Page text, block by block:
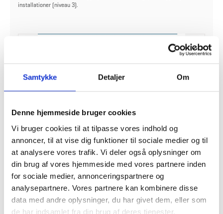
Samtykke Detaljer Om
Denne hjemmeside bruger cookies
Vi bruger cookies til at tilpasse vores indhold og
annoncer, til at vise dig funktioner til sociale medier og til
at analysere vores trafik. Vi deler også oplysninger om
din brug af vores hjemmeside med vores partnere inden
for sociale medier, annonceringspartnere og
analysepartnere. Vores partnere kan kombinere disse
data med andre oplysninger, du har givet dem, eller som
de har indsamlet fra din brug af deres tjenester.
installationer (niveau 3).
Fra Concitos klimaanalyse for byggeriet
Udover at arbejde med bæredygtighed ved nybyg er det også vigtigt at
renovere bæredygtigt. Renovering har et helt andet udgangspunkt end
nybyggeri, idet man bevarer en stor del af de eksisterende bygningsdele og
materialer, der allerede har haft en lang levetid. Det gør beregningen af